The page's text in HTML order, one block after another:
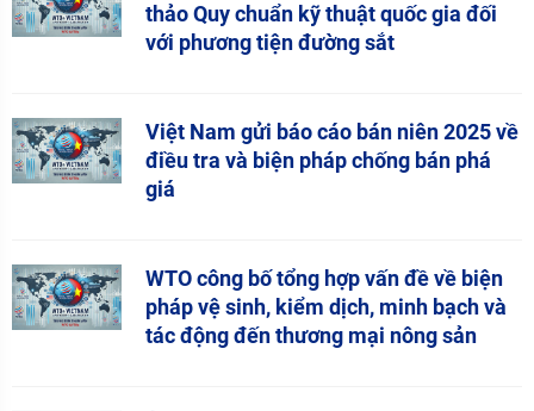
thảo Quy chuẩn kỹ thuật quốc gia đối
với phương tiện đường sắt
Việt Nam gửi báo cáo bán niên 2025 về
điều tra và biện pháp chống bán phá
giá
WTO công bố tổng hợp vấn đề về biện
pháp vệ sinh, kiểm dịch, minh bạch và
tác động đến thương mại nông sản